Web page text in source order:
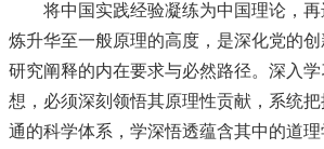
将中国实践经验凝练为中国理论，再
炼升华至一般原理的高度，是深化党的
研究阐释的内在要求与必然路径。深入
想，必须深刻领悟其原理性贡献，系统
通的科学体系，学深悟透蕴含其中的道